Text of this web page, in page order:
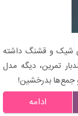
شیک و قشنگ داشته
تمرین، دیگه مدل
جمع‌ها بدرخشین!
ادامه